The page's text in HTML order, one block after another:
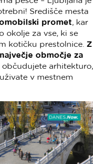
Središče mesta
promet, kar
okolje za vse, ki se
kotičku prestolnice. Z
območje za
občudujete arhitekturo,
v mestnem